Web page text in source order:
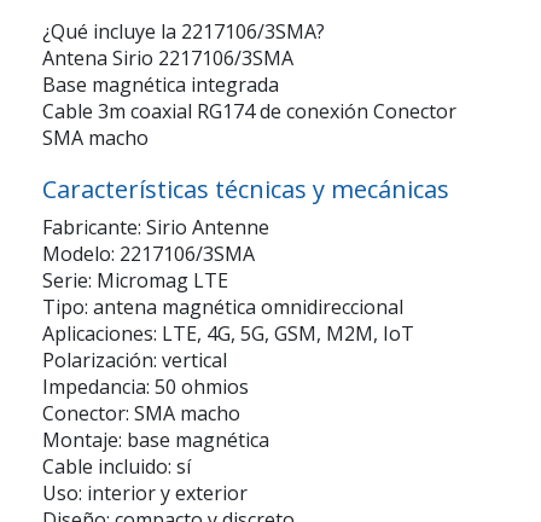
¿Qué incluye la 2217106/3SMA?
Antena Sirio 2217106/3SMA
Base magnética integrada
Cable 3m coaxial RG174 de conexión Conector
SMA macho
Características técnicas y mecánicas
Fabricante: Sirio Antenne
Modelo: 2217106/3SMA
Serie: Micromag LTE
Tipo: antena magnética omnidireccional
Aplicaciones: LTE, 4G, 5G, GSM, M2M, IoT
Polarización: vertical
Impedancia: 50 ohmios
Conector: SMA macho
Montaje: base magnética
Cable incluido: sí
Uso: interior y exterior